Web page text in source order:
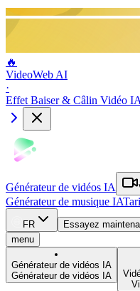
🔥
VideoWeb AI
·
Effet Baiser & Câlin Vidéo
Générateur de vidéos IA
Générateur de musique IA
FR
Essayez
menu
Générateur de vidéos IA
Générateur de vidéos IA